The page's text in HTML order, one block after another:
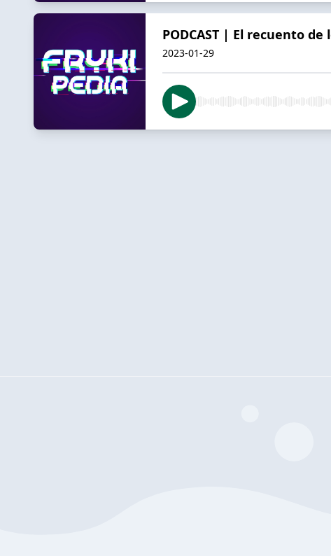
PODCAST | El recuento
2023-01-29